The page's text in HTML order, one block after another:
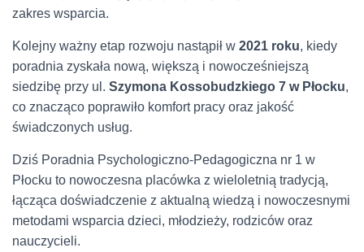
zakres wsparcia.
Kolejny ważny etap rozwoju nastąpił w 2021 roku, kiedy
poradnia zyskała nową, większą i nowocześniejszą
siedzibę przy ul. Szymona Kossobudzkiego 7 w Płocku,
co znacząco poprawiło komfort pracy oraz jakość
świadczonych usług.
Dziś Poradnia Psychologiczno‑Pedagogiczna nr 1 w
Płocku to nowoczesna placówka z wieloletnią tradycją,
łącząca doświadczenie z aktualną wiedzą i nowoczesnymi
metodami wsparcia dzieci, młodzieży, rodziców oraz
nauczycieli.